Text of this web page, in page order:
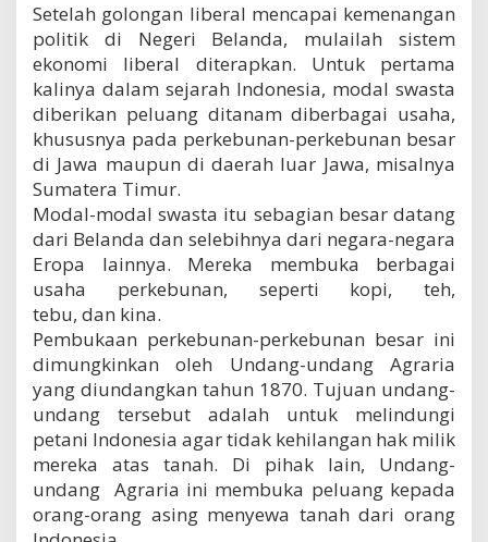
a
s
a
s
t
a
j
a
a
e
k
m
i
l
b
e
r
a
Setelah golongan liberal mencapai kemenangan
politik di Negeri Belanda, mulailah sistem
ekonomi liberal diterapkan. Untuk pertama
kalinya dalam sejarah Indonesia, modal swasta
diberikan peluang ditanam diberbagai usaha,
khususnya pada perkebunan-perkebunan besar
di Jawa maupun di daerah luar Jawa, misalnya
Sumatera Timur.
Modal-modal swasta itu sebagian besar datang
dari Belanda dan selebihnya dari negara-negara
Eropa lainnya. Mereka membuka berbagai
usaha perkebunan, seperti kopi, teh,
tebu, dan kina.
Pembukaan perkebunan-perkebunan besar ini
dimungkinkan oleh Undang-undang Agraria
yang diundangkan tahun 1870. Tujuan undang-
undang tersebut adalah untuk melindungi
petani Indonesia agar tidak kehilangan hak milik
mereka atas tanah. Di pihak lain, Undang-
undang Agraria ini membuka peluang kepada
orang-orang asing menyewa tanah dari orang